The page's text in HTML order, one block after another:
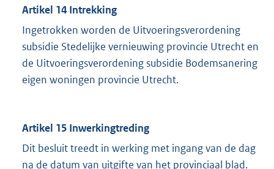
Artikel 14 Intrekking
Ingetrokken worden de Uitvoeringsverordening
subsidie Stedelijke vernieuwing provincie Utrecht en
de Uitvoeringsverordening subsidie Bodemsanering
eigen woningen provincie Utrecht.
Artikel 15 Inwerkingtreding
Dit besluit treedt in werking met ingang van de dag
na de datum van uitgifte van het provinciaal blad.